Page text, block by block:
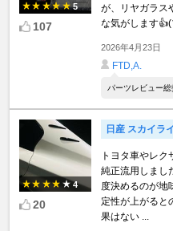
5
107
が、リヤガラス
な気がします
2026年4月23日
FTD,A.
パーツレビュー
4
20
日産 スカイラ
トヨタ車やレク
純正流用しまし
度決めるのが地
定性が上がると
果はない ...